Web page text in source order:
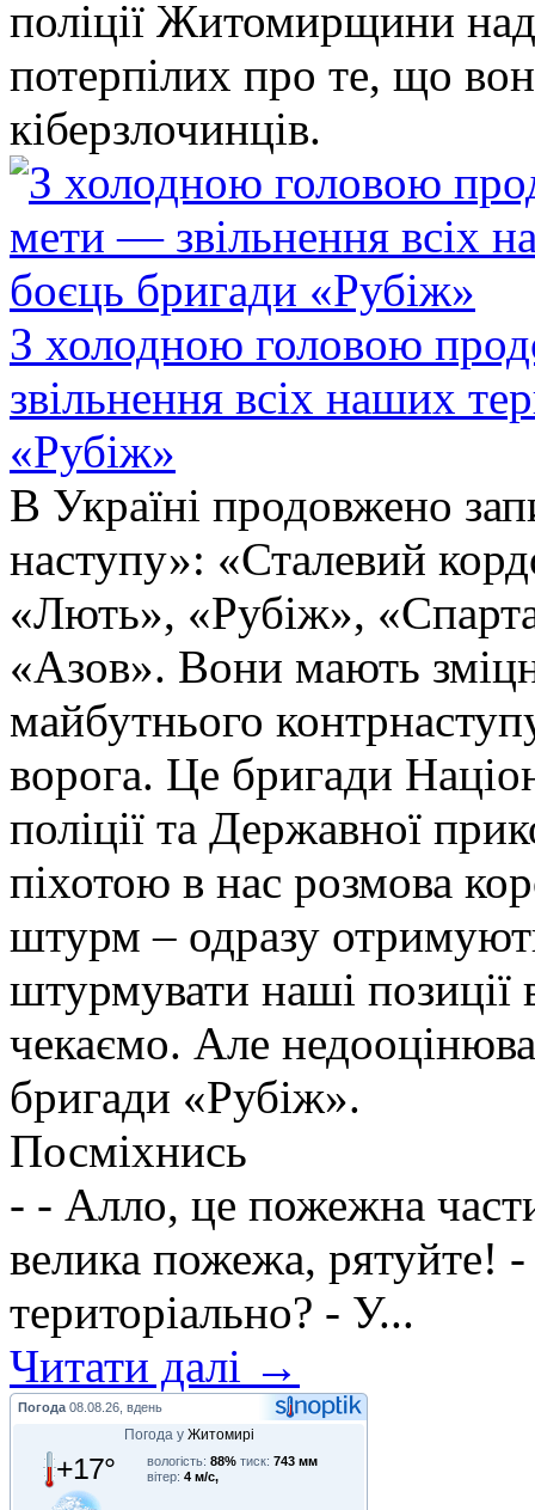
поліції Житомирщини
потерпілих про те, що
кіберзлочинців.
З холодною головою
звільнення всіх наших
«Рубіж»
В Україні продовжено
наступу»: «Сталевий
«Лють», «Рубіж»,
«Азов». Вони мають
майбутнього
ворога. Це бригади
поліції та Державної
піхотою в нас розмова
штурм – одразу
штурмувати наші позиції
чекаємо. Але
бригади «Рубіж».
Посміхнись
- - Алло, це пожежна
велика пожежа, рятуйте!
територіально? - У...
Читати далі →
Погода 08.08.26, вдень
Погода у Житомирі
+17° вологість: 88% тиск: 743 мм
вітер: 4 м/с,